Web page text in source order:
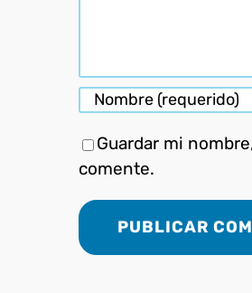
Guardar mi
comente.